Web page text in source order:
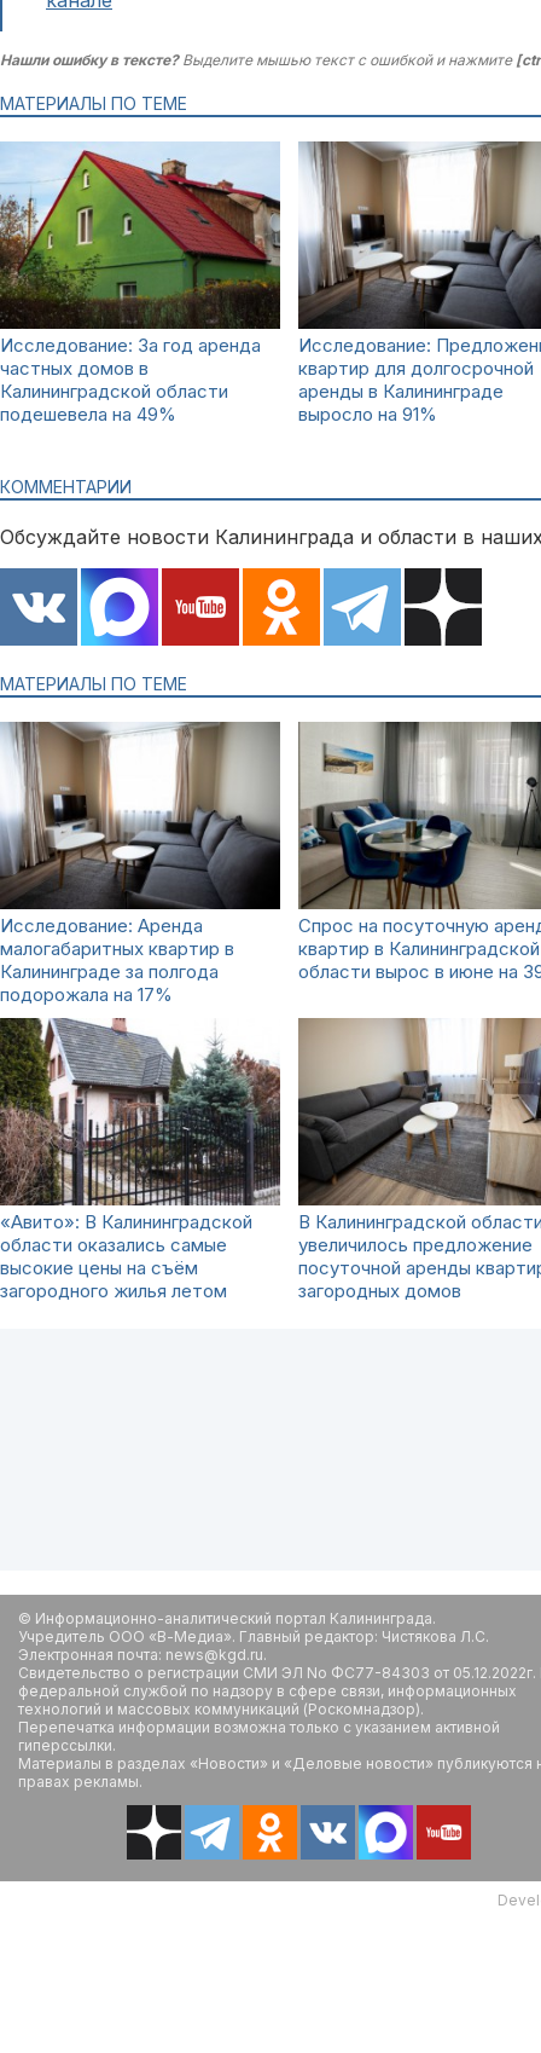
Нашли ошибку в тексте?Выделите мышью текст с ошибкой и нажмите
МАТЕРИАЛЫ ПО ТЕМЕ
Исследование: За год аренда
частных домов в
Калининградской области
подешевела на 49%
Исследование:
квартир для долгосрочной
аренды в Калининграде
выросло на 91%
КОММЕНТАРИИ
Обсуждайте новости Калининграда и области в
МАТЕРИАЛЫ ПО ТЕМЕ
Исследование: Аренда
малогабаритных квартир в
Калининграде за полгода
подорожала на 17%
Спрос на посуточную
квартир в Калининградской
области вырос в июне на
«Авито»: В Калининградской
области оказались самые
высокие цены на съём
загородного жилья летом
В Калининградской
увеличилось предложение
посуточной аренды
загородных домов
© Информационно-аналитический портал Калининграда.
Учредитель ООО «В-Медиа». Главный редактор: Чистякова Л.С.
Электронная почта: news@kgd.ru.
Свидетельство о регистрации СМИ ЭЛ No ФС77-84303 от
федеральной службой по надзору в сфере связи, информационных
технологий и массовых коммуникаций (Роскомнадзор).
Перепечатка информации возможна только с указанием активной
гиперссылки.
Материалы в разделах «Новости» и «Деловые новости» публикуются
правах рекламы.